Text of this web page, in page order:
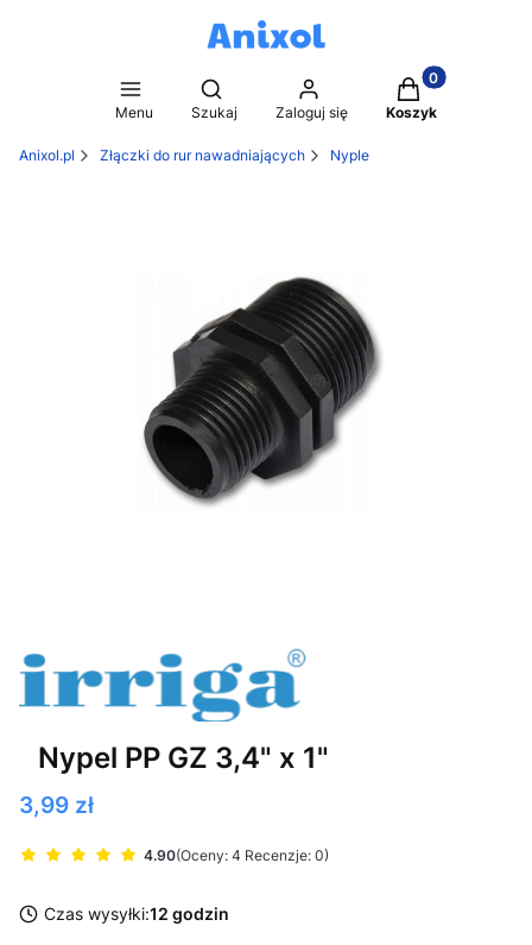
Menu
Otwórz wyszukiwarkę
Szukaj Zaloguj się
Produkty w
Koszyk
Anixol.pl Złączki do rur nawadniających Nyple
Nypel PP GZ 3,4" x 1"
Cena
3,99 zł
4.90(Oceny: 4 Recenzje: 0)
Czas wysyłki:12 godzin